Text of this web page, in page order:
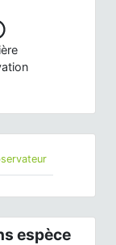
espèce